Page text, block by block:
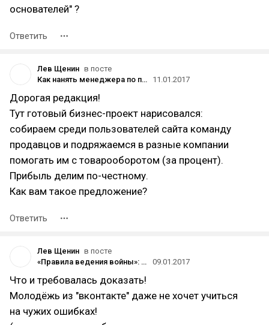
основателей" ?
Ответить
Лев Щенин в посте
Как нанять менеджера по продажам: четыре типа сотрудников, готовых работать без оклада
11.01.2017
Дорогая редакция!
Тут готовый бизнес-проект нарисовался:
собираем среди пользователей сайта команду
продавцов и подряжаемся в разные компании
помогать им с товарооборотом (за процент).
Прибыль делим по-честному.
Как вам такое предложение?
Ответить
Лев Щенин в посте
«Правила ведения войны»: Какие советы из книги 19 века могут пригодиться предпринимателям сегодня
09.01.2017
Что и требовалась доказать!
Молодёжь из "вконтакте" даже не хочет учиться
на чужих ошибках!